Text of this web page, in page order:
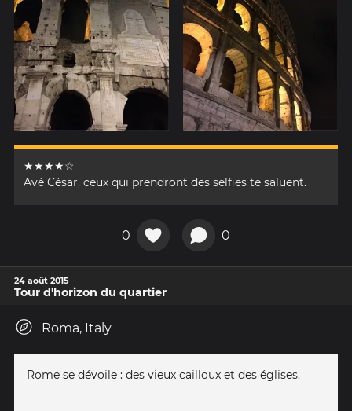
★★★★☆
Avé César, ceux qui prendront des selfies te saluent.
0 0
24 août 2015
Tour d'horizon du quartier
Roma, Italy
Rome se dévoile : des vieux cailloux et des églises.